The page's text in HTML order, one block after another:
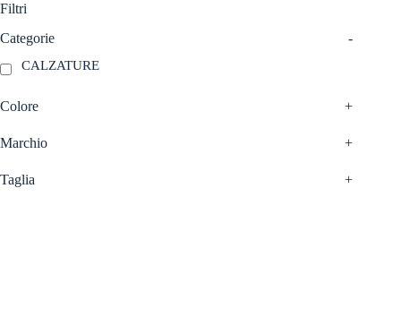
Filtri
Categorie
-
CALZATURE
Colore +
Marchio +
Taglia +